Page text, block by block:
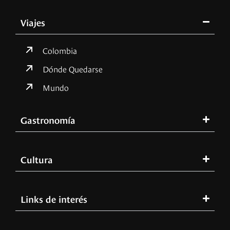
Viajes
Colombia
Dónde Quedarse
Mundo
Gastronomía
Cultura
Links de interés